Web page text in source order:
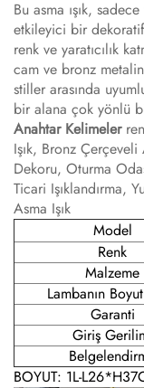
Bu asma ışık,
etkileyici bir
renk ve yaratıcılık
cam ve bronz
stiller arasında
bir alana çok yönlü
Anahtar Kelimeler
Işık, Bronz Çerçeveli
Dekoru, Oturma
Ticari Işıklandırma,
Asma Işık
Model
Renk
Malzeme
Lambanın
Garanti
Giriş
BOYUT: 1L-